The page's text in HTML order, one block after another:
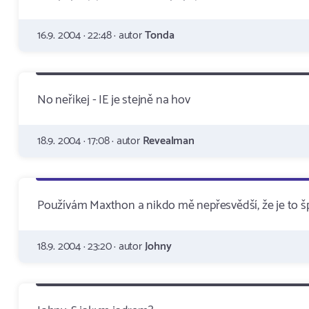
16.9. 2004 · 22:48 · autorTonda
No neřikej - IE je stejně na hov
18.9. 2004 · 17:08 · autorRevealman
Používám Maxthon a nikdo mě nepřesvědší, že je to
18.9. 2004 · 23:20 · autorJohny